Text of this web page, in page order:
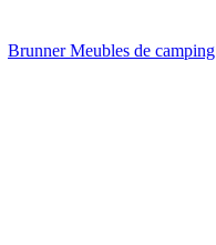
Brunner Meubles de camping